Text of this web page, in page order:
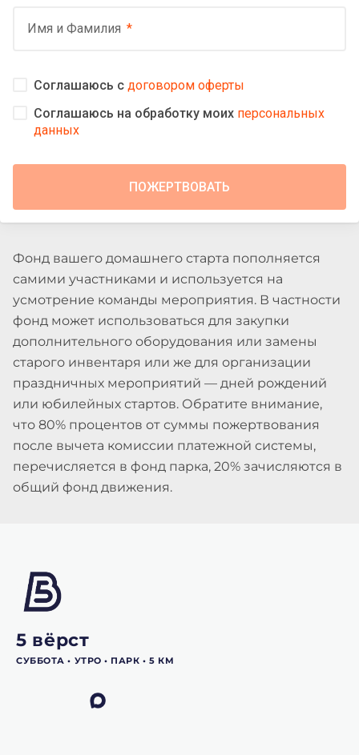
Имя и Фамилия
Соглашаюсь с договором оферты
Соглашаюсь на обработку моих персональных
данных
Фонд вашего домашнего старта пополняется
самими участниками и используется на
усмотрение команды мероприятия. В частности
фонд может использоваться для закупки
дополнительного оборудования или замены
старого инвентаря или же для организации
праздничных мероприятий — дней рождений
или юбилейных стартов. Обратите внимание,
что 80% процентов от суммы пожертвования
после вычета комиссии платежной системы,
перечисляется в фонд парка, 20% зачисляются в
общий фонд движения.
5 вёрст
СУББОТА •‎ УТРО •‎ ПАРК •‎ 5 КМ